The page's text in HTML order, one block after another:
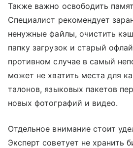
Также важно освободить
Специалист рекомендует
ненужные файлы, очистить
папку загрузок и старый
противном случае в самый
может не хватить места для
талонов, языковых пакетов
новых фотографий и видео.
Отдельное внимание стоит
Эксперт советует не хранить